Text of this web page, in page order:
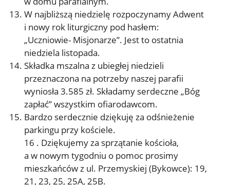
W najbliższą niedzielę rozpoczynamy Adwent
i nowy rok liturgiczny pod hasłem:
„Uczniowie- Misjonarze”. Jest to ostatnia
niedziela listopada.
Składka mszalna z ubiegłej niedzieli
przeznaczona na potrzeby naszej parafii
wyniosła 3.585 zł. Składamy serdeczne „Bóg
zapłać” wszystkim ofiarodawcom.
Bardzo serdecznie dziękuję za odśnieżenie
parkingu przy kościele.
16 . Dziękujemy za sprzątanie kościoła,
a w nowym tygodniu o pomoc prosimy
mieszkańców z ul. Przemyskiej (Bykowce): 19,
21, 23, 25, 25A, 25B.